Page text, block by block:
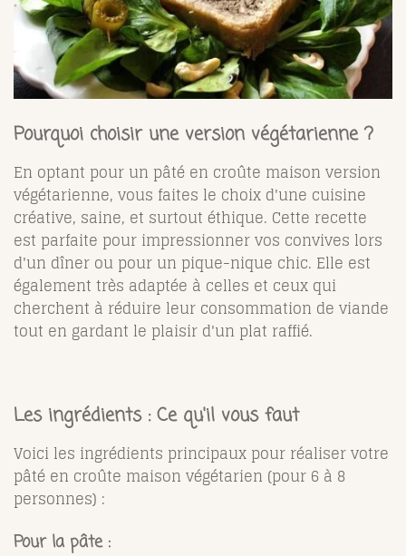
Pourquoi choisir une version végétarienne ?
En optant pour un pâté en croûte maison version
végétarienne, vous faites le choix d'une cuisine
créative, saine, et surtout éthique. Cette recette
est parfaite pour impressionner vos convives lors
d'un dîner ou pour un pique-nique chic. Elle est
également très adaptée à celles et ceux qui
cherchent à réduire leur consommation de viande
tout en gardant le plaisir d'un plat raffié.
Les ingrédients : Ce qu'il vous faut
Voici les ingrédients principaux pour réaliser votre
pâté en croûte maison végétarien (pour 6 à 8
personnes) :
Pour la pâte :